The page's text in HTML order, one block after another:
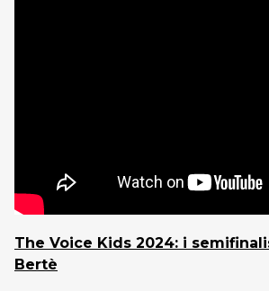
The Voice Kids 2024: i
Bertè